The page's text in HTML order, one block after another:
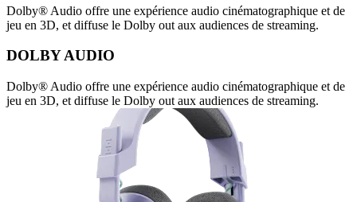
Dolby® Audio offre une expérience audio cinématographique et de
jeu en 3D, et diffuse le Dolby out aux audiences de streaming.
DOLBY AUDIO
Dolby® Audio offre une expérience audio cinématographique et de
jeu en 3D, et diffuse le Dolby out aux audiences de streaming.